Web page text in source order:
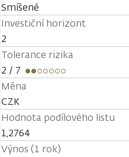
Smíšené
Investiční horizont
2
Tolerance rizika
2 / 7
Měna
CZK
Hodnota podílového listu
1,2764
Výnos (1 rok)